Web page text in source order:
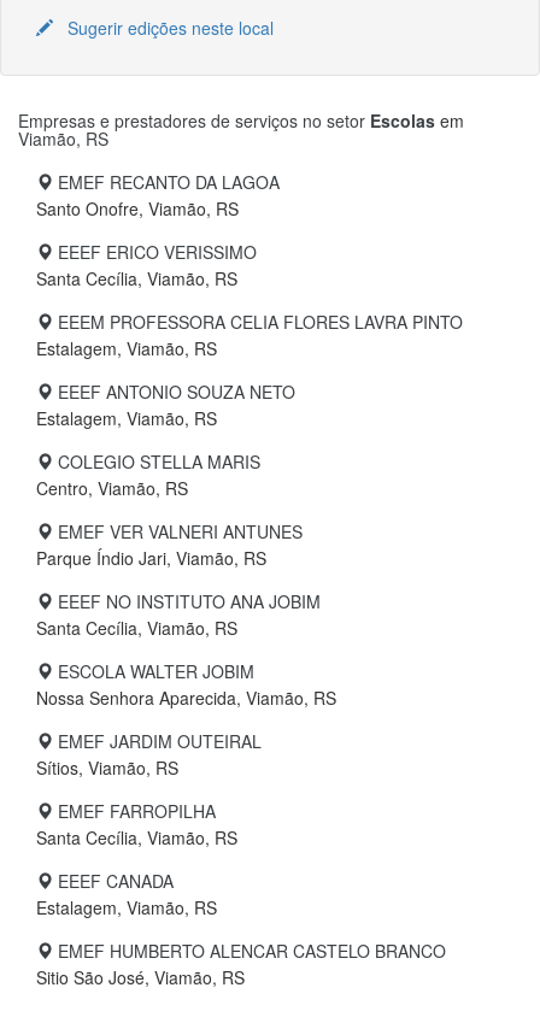
Sugerir edições neste local
Empresas e prestadores de serviços no setor Escolas em
Viamão, RS
EMEF RECANTO DA LAGOA
Santo Onofre, Viamão, RS
EEEF ERICO VERISSIMO
Santa Cecília, Viamão, RS
EEEM PROFESSORA CELIA FLORES LAVRA PINTO
Estalagem, Viamão, RS
EEEF ANTONIO SOUZA NETO
Estalagem, Viamão, RS
COLEGIO STELLA MARIS
Centro, Viamão, RS
EMEF VER VALNERI ANTUNES
Parque Índio Jari, Viamão, RS
EEEF NO INSTITUTO ANA JOBIM
Santa Cecília, Viamão, RS
ESCOLA WALTER JOBIM
Nossa Senhora Aparecida, Viamão, RS
EMEF JARDIM OUTEIRAL
Sítios, Viamão, RS
EMEF FARROPILHA
Santa Cecília, Viamão, RS
EEEF CANADA
Estalagem, Viamão, RS
EMEF HUMBERTO ALENCAR CASTELO BRANCO
Sitio São José, Viamão, RS